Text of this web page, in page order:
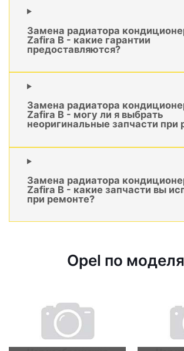
Замена радиатора
Zafira B - какие гарантии
предоставляются?
Замена радиатора
Zafira B - могу ли я выбрать
неоригинальные запчасти при
Замена радиатора
Zafira B - какие запчасти вы
при ремонте?
Opel по